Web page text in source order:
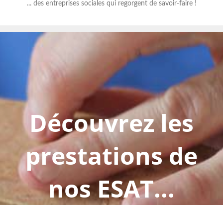
... des entreprises sociales qui regorgent de savoir-faire !
Découvrez les
prestations de
nos ESAT...